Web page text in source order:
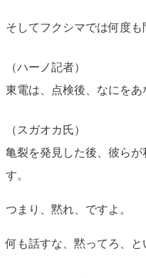
そしてフクシマでは何度も
（ハーノ記者）
東電は、点検後、なにをあ
（スガオカ氏）
亀裂を発見した後、彼ら
す。
つまり、黙れ、ですよ。
何も話すな、黙ってろ、と